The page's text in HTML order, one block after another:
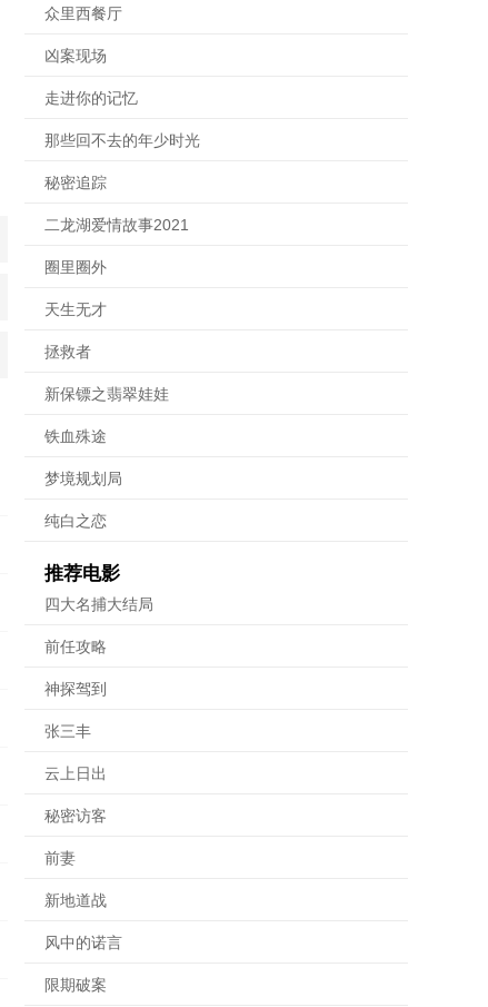
众里西餐厅
凶案现场
走进你的记忆
那些回不去的年少时光
秘密追踪
二龙湖爱情故事2021
圈里圈外
天生无才
拯救者
新保镖之翡翠娃娃
铁血殊途
梦境规划局
纯白之恋
推荐电影
四大名捕大结局
前任攻略
神探驾到
张三丰
云上日出
秘密访客
前妻
新地道战
风中的诺言
限期破案